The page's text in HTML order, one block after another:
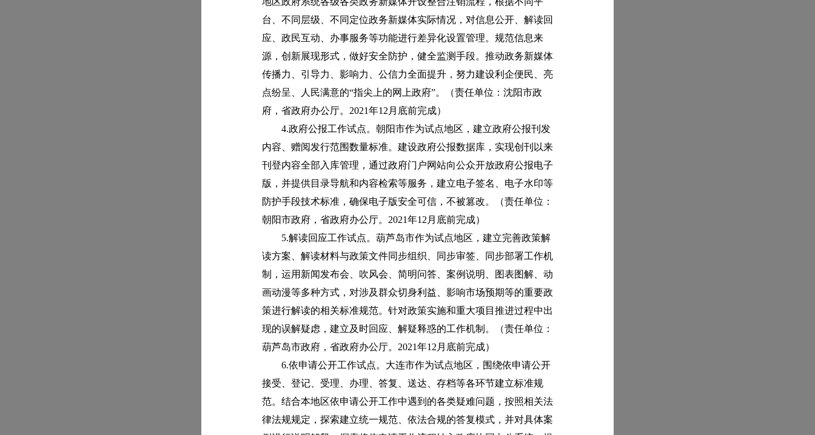
台、不同层级、不同定位政务新媒体实际情况，对信息公开、解读回
应、政民互动、办事服务等功能进行差异化设置管理。规范信息来
源，创新展现形式，做好安全防护，健全监测手段。推动政务新媒体
传播力、引导力、影响力、公信力全面提升，努力建设利企便民、亮
点纷呈、人民满意的“指尖上的网上政府”。（责任单位：沈阳市政
府，省政府办公厅。2021年12月底前完成）
4.政府公报工作试点。朝阳市作为试点地区，建立政府公报刊发
内容、赠阅发行范围数量标准。建设政府公报数据库，实现创刊以来
刊登内容全部入库管理，通过政府门户网站向公众开放政府公报电子
版，并提供目录导航和内容检索等服务，建立电子签名、电子水印等
防护手段技术标准，确保电子版安全可信，不被篡改。（责任单位：
朝阳市政府，省政府办公厅。2021年12月底前完成）
5.解读回应工作试点。葫芦岛市作为试点地区，建立完善政策解
读方案、解读材料与政策文件同步组织、同步审签、同步部署工作机
制，运用新闻发布会、吹风会、简明问答、案例说明、图表图解、动
画动漫等多种方式，对涉及群众切身利益、影响市场预期等的重要政
策进行解读的相关标准规范。针对政策实施和重大项目推进过程中出
现的误解疑虑，建立及时回应、解疑释惑的工作机制。（责任单位：
葫芦岛市政府，省政府办公厅。2021年12月底前完成）
6.依申请公开工作试点。大连市作为试点地区，围绕依申请公开
接受、登记、受理、办理、答复、送达、存档等各环节建立标准规
范。结合本地区依申请公开工作中遇到的各类疑难问题，按照相关法
律法规规定，探索建立统一规范、依法合规的答复模式，并对具体案